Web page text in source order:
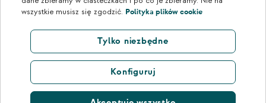
wszystkie musisz się zgodzić. Polityka plików cookie
Tylko niezbędne
Konfiguruj